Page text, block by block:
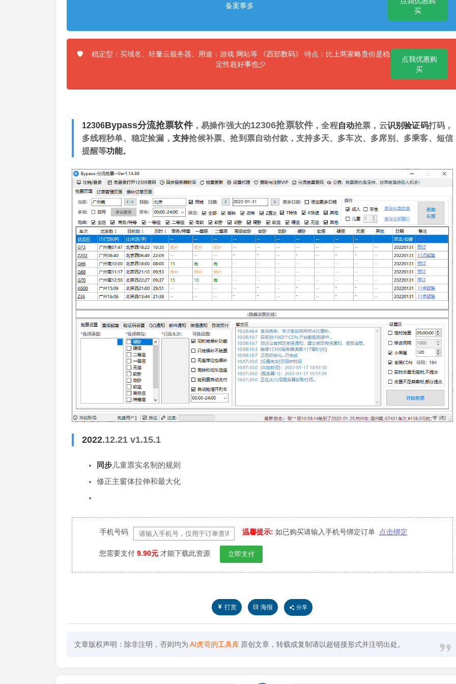
备案事多
买
🛡️
稳定型：买域名、轻量云服务器、用途：游戏 网站等 《西部数码》 特点：比上两家略贵但是稳
定性超好事也少
点我优惠购
买
12306Bypass分流抢票软件，易操作强大的12306抢票软件 ，全程自动抢票，云识别验证码打码，
多线程秒单、稳定捡漏， 支持抢候补票、抢到票自动付款，支持多天、多车次、多席别、多乘客、短信
提醒等功能。
2022.12.21 v1.15.1
同步儿童票实名制的规则
修正主窗体拉伸和最大化
手机号码 温馨提示: 如已购买请输入手机号绑定订单 点击绑定
您需要支付 9.90元才能下载此资源 立即支付
打赏 海报 分享
文章版权声明：除非注明，否则均为 AI虎哥的工具库 原创文章，转载或复制请以超链接形式并注明出处。